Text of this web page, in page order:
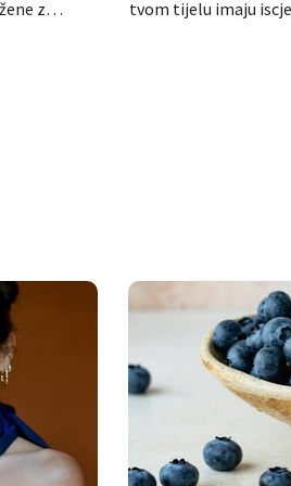
z… tvom tijelu imaju